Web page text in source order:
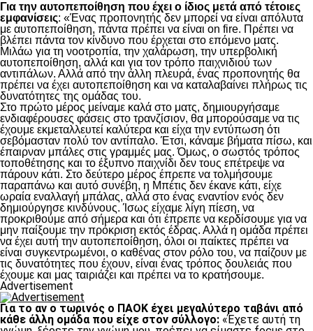
Για την αυτοπεποίθηση που έχει ο ίδιος μετά από τέτοιες
εμφανίσεις: «Ένας προπονητής δεν μπορεί να είναι απόλυτα
με αυτοπεποίθηση, πάντα πρέπει να είναι on fire. Πρέπει να
βλέπει πάντα τον κίνδυνο που έρχεται στο επόμενο ματς.
Μιλάω για τη νοοτροπία, την χαλάρωση, την υπερβολική
αυτοπεποίθηση, αλλά και για τον τρόπο παιχνιδιού των
αντιπάλων. Αλλά από την άλλη πλευρά, ένας προπονητής θα
πρέπει να έχει αυτοπεποίθηση και να καταλαβαίνει πλήρως τις
δυνατότητες της ομάδας του.
Στο πρώτο μέρος μείναμε καλά στο ματς, δημιουργήσαμε
ενδιαφέρουσες φάσεις στο τρανζίσιον, θα μπορούσαμε να τις
έχουμε εκμεταλλευτεί καλύτερα και είχα την εντύπωση ότι
σεβόμασταν πολύ τον αντίπαλο. Έτσι, κάναμε βήματα πίσω, και
έπαιρναν μπάλες στις γραμμές μας. Όμως, ο σωστός τρόπος
τοποθέτησης και το έξυπνο παιχνίδι δεν τους επέτρεψε να
πάρουν κάτι. Στο δεύτερο μέρος έπρεπε να τολμήσουμε
παραπάνω και αυτό συνέβη, η Μπέτις δεν έκανε κάτι, είχε
ωραία εναλλαγή μπάλας, αλλά στο ένας εναντίον ενός δεν
δημιούργησε κινδύνους. Ίσως είχαμε λίγη πίεση, να
προκριθούμε από σήμερα και ότι έπρεπε να κερδίσουμε για να
μην παίξουμε την πρόκριση εκτός έδρας. Αλλά η ομάδα πρέπει
να έχει αυτή την αυτοπεποίθηση, όλοι οι παίκτες πρέπει να
είναι συγκεντρωμένοι, ο καθένας στον ρόλο του, να παίζουν με
τις δυνατότητες που έχουν, είναι ένας τρόπος δουλειάς που
έχουμε και μας ταιριάζει και πρέπει να το κρατήσουμε.
Advertisement
Για το αν ο τωρινός ο ΠΑΟΚ έχει μεγαλύτερο ταβάνι από
κάθε άλλη ομάδα που είχε στον σύλλογο: «Έχετε αυτή τη